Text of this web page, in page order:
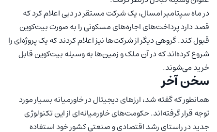
در ماه سپتامبر امسال، یک شرکت مستقر در دبی اعلام کرد که
قصد دارد پرداخت‌های اجاره‌های مسکونی را به صورت بیت‌کوین
قبول کند. گروهی دیگر از شرکت‌ها نیز اعلام کردند که یک پروژه‌ای را
شروع کرده‌اند که در آن ملک و زمین‌ها به وسیله بیت‌کوین قابل
خرید ‌می‌شوند.
سخن آخر
همانطور که گفته شد، ارزهای دیجیتال در خاورمیانه بسیار مورد
توجه قرار گرفته‌اند. حکومت‌های خاورمیانه‌ای از این تکنولوژی
جدید در راستای رشد اقتصادی و صنعتی کشور خود استفاده